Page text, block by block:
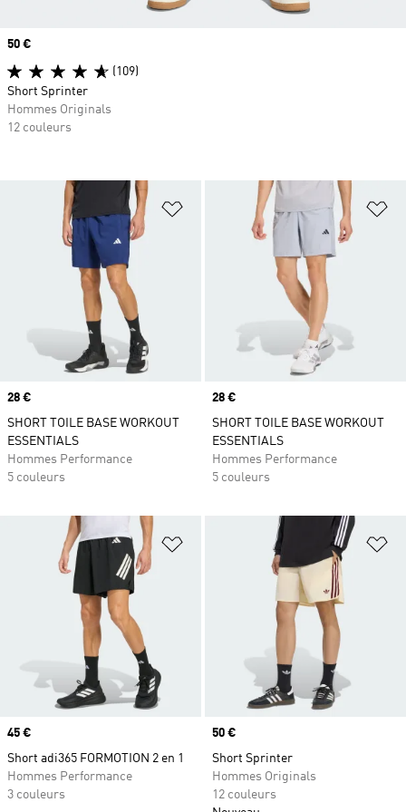
Ajouter à la Liste de produits
Prix
28 €
SHORT TOILE BASE WORKOUT
ESSENTIALS
Hommes Performance
5 couleurs
Prix
28 €
SHORT TOILE BASE WORKOUT
ESSENTIALS
Hommes Performance
5 couleurs
Ajouter à la Liste de produits
Prix
45 €
Short adi365 FORMOTION 2 en 1
Hommes Performance
3 couleurs
Prix
50 €
Short Sprinter
Hommes Originals
12 couleurs
Prix
50 €
(109)
Short Sprinter
Hommes Originals
12 couleurs